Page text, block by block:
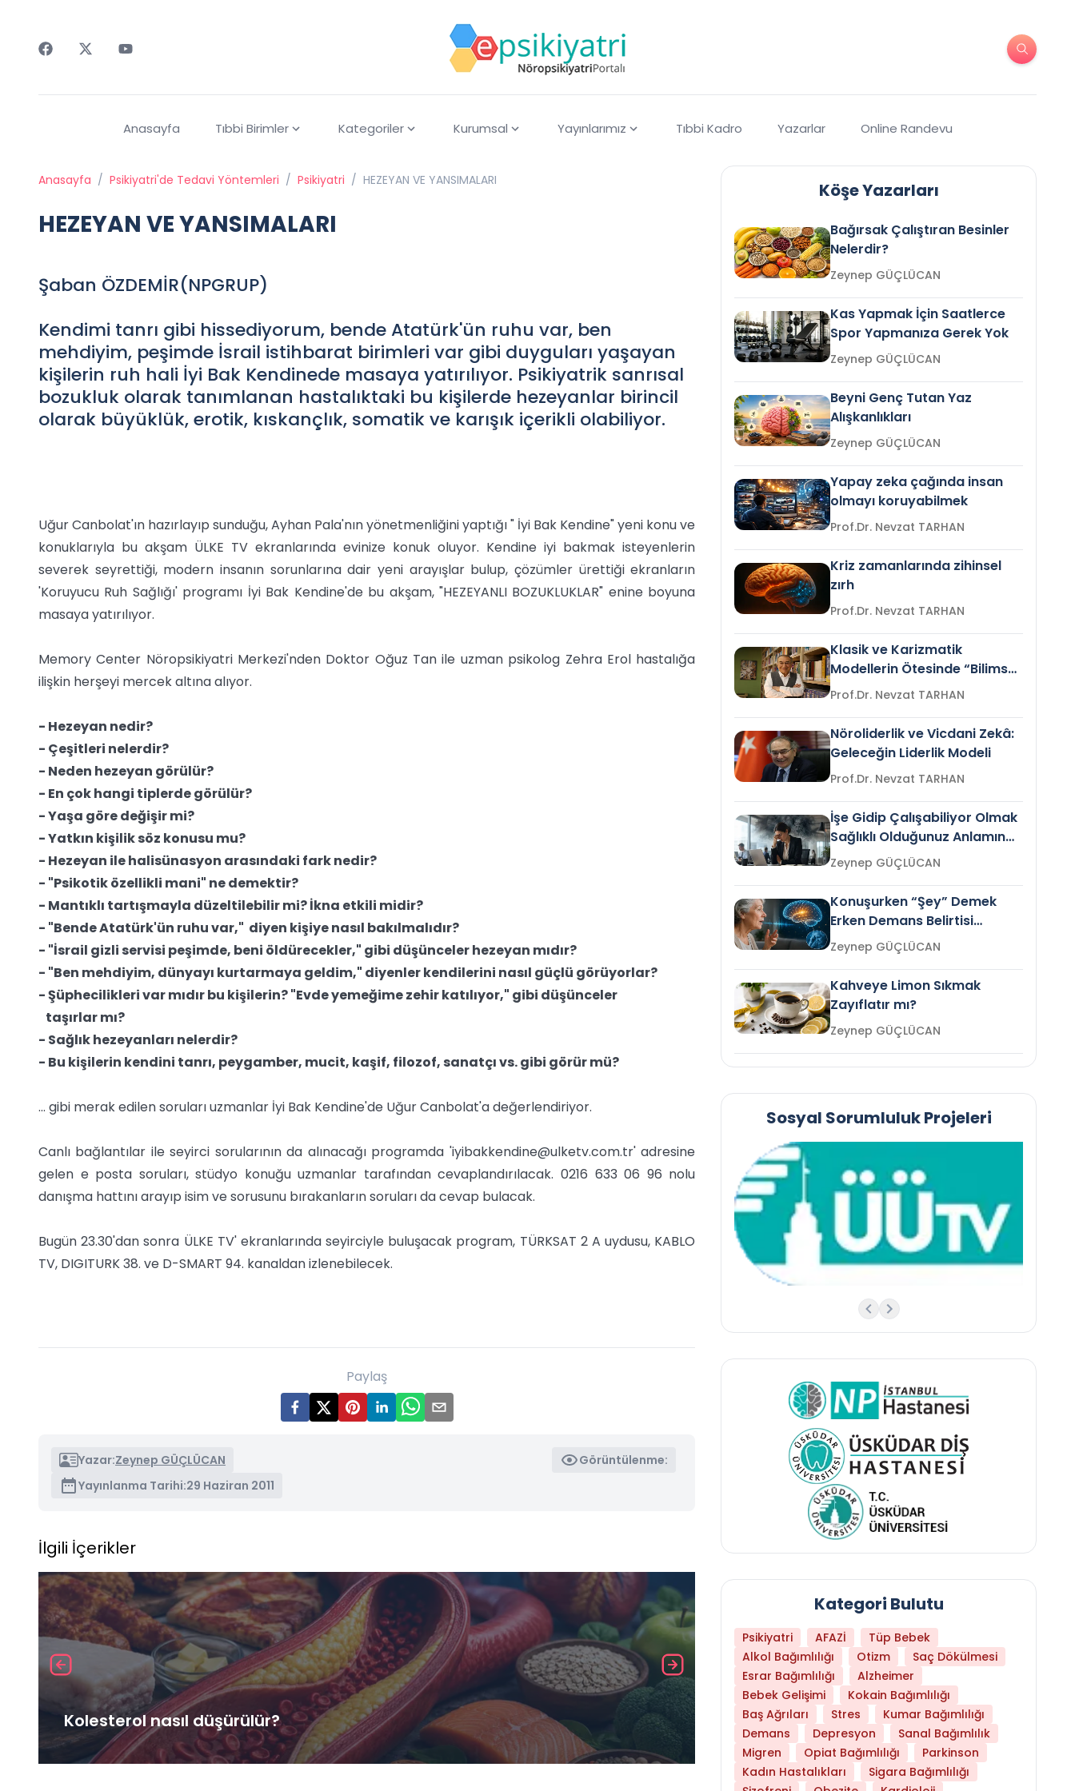
Anasayfa Tıbbi Birimler Kategoriler Kurumsal Yayınlarımız Tıbbi Kadro Yazarlar Online Randevu
Anasayfa / Psikiyatri'de Tedavi Yöntemleri / Psikiyatri / HEZEYAN VE YANSIMALARI
HEZEYAN VE YANSIMALARI
Şaban ÖZDEMİR(NPGRUP)
Kendimi tanrı gibi hissediyorum, bende Atatürk'ün ruhu var, ben
mehdiyim, peşimde İsrail istihbarat birimleri var gibi duyguları yaşayan
kişilerin ruh hali İyi Bak Kendinede masaya yatırılıyor. Psikiyatrik sanrısal
bozukluk olarak tanımlanan hastalıktaki bu kişilerde hezeyanlar birincil
olarak büyüklük, erotik, kıskançlık, somatik ve karışık içerikli olabiliyor.
Uğur Canbolat'ın hazırlayıp sunduğu, Ayhan Pala'nın yönetmenliğini yaptığı " İyi Bak Kendine" yeni konu ve
konuklarıyla bu akşam ÜLKE TV ekranlarında evinize konuk oluyor. Kendine iyi bakmak isteyenlerin
severek seyrettiği, modern insanın sorunlarına dair yeni arayışlar bulup, çözümler ürettiği ekranların
'Koruyucu Ruh Sağlığı' programı İyi Bak Kendine'de bu akşam, "HEZEYANLI BOZUKLUKLAR" enine boyuna
masaya yatırılıyor.
Memory Center Nöropsikiyatri Merkezi'nden Doktor Oğuz Tan ile uzman psikolog Zehra Erol hastalığa
ilişkin herşeyi mercek altına alıyor.
- Hezeyan nedir?
- Çeşitleri nelerdir?
- Neden hezeyan görülür?
- En çok hangi tiplerde görülür?
- Yaşa göre değişir mi?
- Yatkın kişilik söz konusu mu?
- Hezeyan ile halisünasyon arasındaki fark nedir?
- "Psikotik özellikli mani" ne demektir?
- Mantıklı tartışmayla düzeltilebilir mi? İkna etkili midir?
- "Bende Atatürk'ün ruhu var," diyen kişiye nasıl bakılmalıdır?
- "İsrail gizli servisi peşimde, beni öldürecekler," gibi düşünceler hezeyan mıdır?
- "Ben mehdiyim, dünyayı kurtarmaya geldim," diyenler kendilerini nasıl güçlü görüyorlar?
- Şüphecilikleri var mıdır bu kişilerin? "Evde yemeğime zehir katılıyor," gibi düşünceler
taşırlar mı?
- Sağlık hezeyanları nelerdir?
- Bu kişilerin kendini tanrı, peygamber, mucit, kaşif, filozof, sanatçı vs. gibi görür mü?
... gibi merak edilen soruları uzmanlar İyi Bak Kendine'de Uğur Canbolat'a değerlendiriyor.
Canlı bağlantılar ile seyirci sorularının da alınacağı programda 'iyibakkendine@ulketv.com.tr' adresine
gelen e posta soruları, stüdyo konuğu uzmanlar tarafından cevaplandırılacak. 0216 633 06 96 nolu
danışma hattını arayıp isim ve sorusunu bırakanların soruları da cevap bulacak.
Bugün 23.30'dan sonra ÜLKE TV' ekranlarında seyirciyle buluşacak program, TÜRKSAT 2 A uydusu, KABLO
TV, DIGITURK 38. ve D-SMART 94. kanaldan izlenebilecek.
Paylaş
Yazar:Zeynep GÜÇLÜCAN
Görüntülenme:
Yayınlanma Tarihi:29 Haziran 2011
İlgili İçerikler
Kolesterol nasıl düşürülür? Daha Az Protein Tüketmek Yaşlanmayı
Köşe Yazarları
Bağırsak Çalıştıran Besinler
Nelerdir?
Zeynep GÜÇLÜCAN
Kas Yapmak İçin Saatlerce
Spor Yapmanıza Gerek Yok
Zeynep GÜÇLÜCAN
Beyni Genç Tutan Yaz
Alışkanlıkları
Zeynep GÜÇLÜCAN
Yapay zeka çağında insan
olmayı koruyabilmek
Prof.Dr. Nevzat TARHAN
Kriz zamanlarında zihinsel
zırh
Prof.Dr. Nevzat TARHAN
Klasik ve Karizmatik
Modellerin Ötesinde “Bilimsel
Liderlik”
Prof.Dr. Nevzat TARHAN
Nöroliderlik ve Vicdani Zekâ:
Geleceğin Liderlik Modeli
Prof.Dr. Nevzat TARHAN
İşe Gidip Çalışabiliyor Olmak
Sağlıklı Olduğunuz Anlamına
Gelir mi?Zeynep GÜÇLÜCAN
Konuşurken “Şey” Demek
Erken Demans Belirtisi
Olabilir mi?Zeynep GÜÇLÜCAN
Kahveye Limon Sıkmak
Zayıflatır mı?
Zeynep GÜÇLÜCAN
Sosyal Sorumluluk Projeleri
Kategori Bulutu
Psikiyatri AFAZİ
Tüp Bebek
Alkol Bağımlılığı
Otizm
Saç Dökülmesi
Esrar Bağımlılığı
Alzheimer
Bebek Gelişimi
Kokain Bağımlılığı
Baş Ağrıları
Stres
Kumar Bağımlılığı
Demans
Depresyon
Sanal Bağımlılık
Migren
Opiat Bağımlılığı
Parkinson
Kadın Hastalıkları
Sigara Bağımlılığı